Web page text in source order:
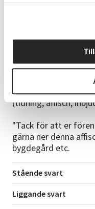
och webb. Eller
Vid föreläsning,
framställning,
som framförs eller
med SV måste vår
(tidning, affisch,
"Tack för att er
gärna ner denna
bygdegård etc.
Stående svart
Liggande svart